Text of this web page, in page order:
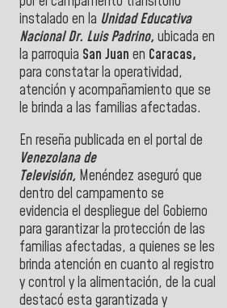
instalado en la Unidad Educativa
Nacional Dr. Luis Padrino, ubicada en
la parroquia San Juan en Caracas,
para constatar la operatividad,
atención y acompañamiento que se
le brinda a las familias afectadas.
En reseña publicada en el portal de
Venezolana de
Televisión, Menéndez aseguró que
dentro del campamento se
evidencia el despliegue del Gobierno
para garantizar la protección de las
familias afectadas, a quienes se les
brinda atención en cuanto al registro
y control y la alimentación, de la cual
destacó esta garantizada y